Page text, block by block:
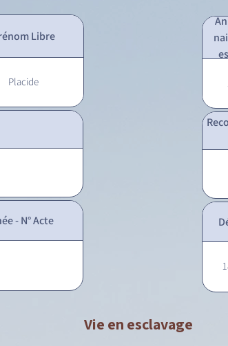
Libre
Placide
- N° Acte
Vie en esclavage